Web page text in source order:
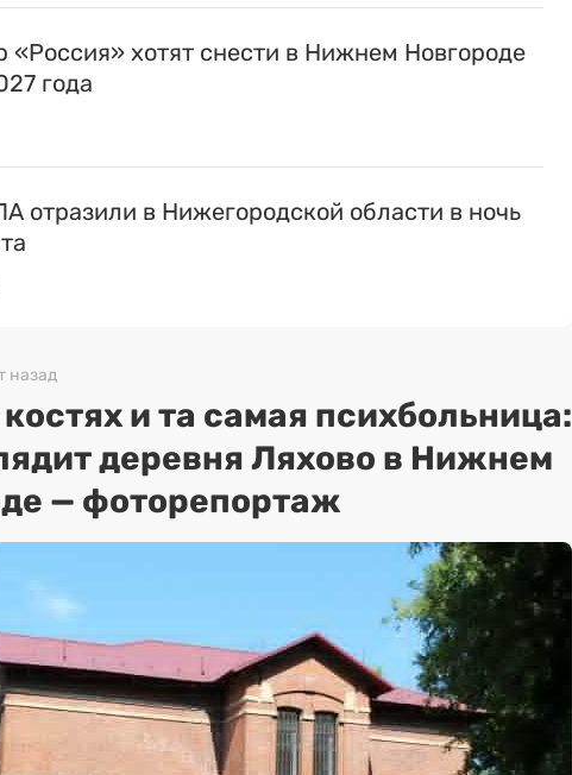
«Россия» хотят снести в Нижнем Новгороде
года
отразили в Нижегородской области в ночь
назад
и та самая психбольница:
деревня Ляхово в Нижнем
— фоторепортаж